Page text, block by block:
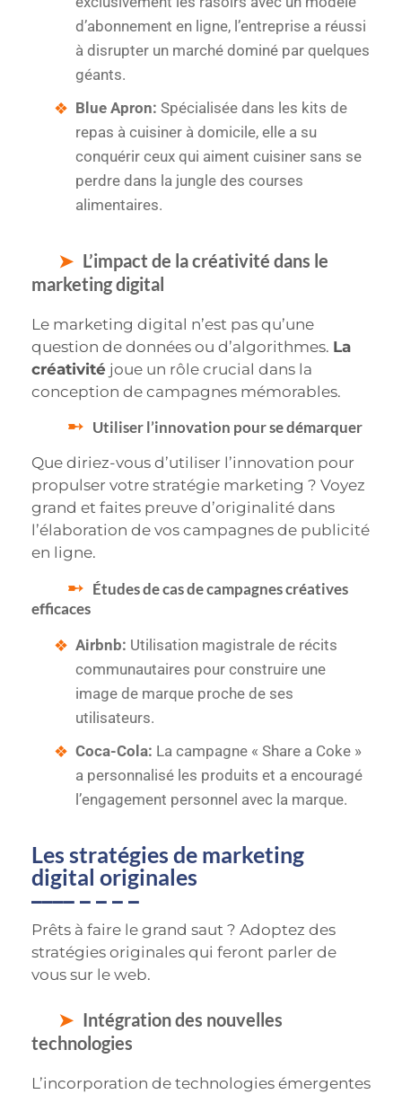
d’abonnement en ligne, l’entreprise a réussi
à disrupter un marché dominé par quelques
géants.
Blue Apron: Spécialisée dans les kits de
repas à cuisiner à domicile, elle a su
conquérir ceux qui aiment cuisiner sans se
perdre dans la jungle des courses
alimentaires.
L’impact de la créativité dans le
marketing digital
Le marketing digital n’est pas qu’une
question de données ou d’algorithmes. La
créativité joue un rôle crucial dans la
conception de campagnes mémorables.
Utiliser l’innovation pour se démarquer
Que diriez-vous d’utiliser l’innovation pour
propulser votre stratégie marketing ? Voyez
grand et faites preuve d’originalité dans
l’élaboration de vos campagnes de publicité
en ligne.
Études de cas de campagnes créatives
efficaces
Airbnb: Utilisation magistrale de récits
communautaires pour construire une
image de marque proche de ses
utilisateurs.
Coca-Cola: La campagne « Share a Coke »
a personnalisé les produits et a encouragé
l’engagement personnel avec la marque.
Les stratégies de marketing
digital originales
Prêts à faire le grand saut ? Adoptez des
stratégies originales qui feront parler de
vous sur le web.
Intégration des nouvelles
technologies
L’incorporation de technologies émergentes